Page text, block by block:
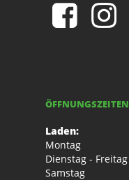
ÖFFNUNGSZEITEN
Laden:
Montag
Dienstag - Freitag
Samstag